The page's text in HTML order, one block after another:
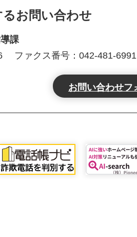
お問い合わせ
課
ファクス番号：042-481-6991